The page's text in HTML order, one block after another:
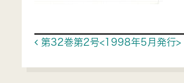
Post
第32巻第2号<1998年5月発行>